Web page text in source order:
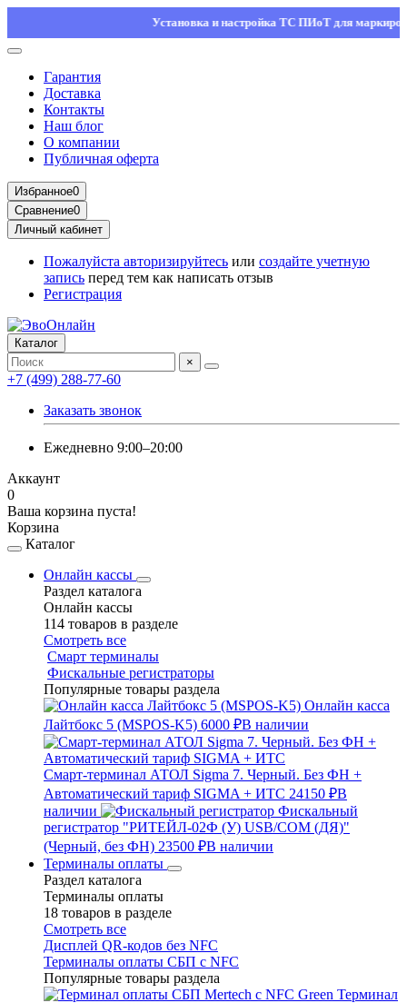
Установка и настройка ТС ПИоТ для маркировки —
Гарантия
Доставка
Контакты
Наш блог
О компании
Публичная оферта
Избранное0
Сравнение0
Личный кабинет
Пожалуйста авторизируйтесь или создайте учетную
запись перед тем как написать отзыв
Регистрация
Каталог
×
+7 (499) 288-77-60
Заказать звонок
Ежедневно 9:00–20:00
Аккаунт
0
Ваша корзина пуста!
Корзина
Каталог
Онлайн кассы
Раздел каталога
Онлайн кассы
114 товаров в разделе
Смотреть все
Смарт терминалы
Фискальные регистраторы
Популярные товары раздела
Онлайн касса
Лайтбокс 5 (MSPOS-K5) 6000 ₽В наличии
Смарт-терминал АТОЛ Sigma 7. Черный. Без ФН +
Автоматический тариф SIGMA + ИТС 24150 ₽В
наличии
Фискальный
регистратор "РИТЕЙЛ-02Ф (У) USB/COM (ДЯ)"
(Черный, без ФН) 23500 ₽В наличии
Терминалы оплаты
Раздел каталога
Терминалы оплаты
18 товаров в разделе
Смотреть все
Дисплей QR-кодов без NFC
Терминалы оплаты СБП с NFC
Популярные товары раздела
Терминал